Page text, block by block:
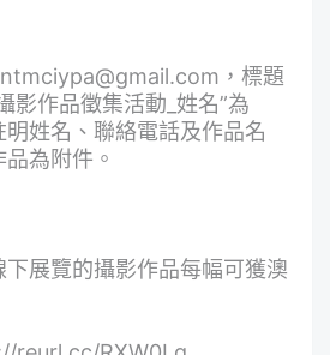
，標題
影作品徵集活動_姓名”為
姓名、聯絡電話及作品名
為附件。
展覽的攝影作品每幅可獲澳